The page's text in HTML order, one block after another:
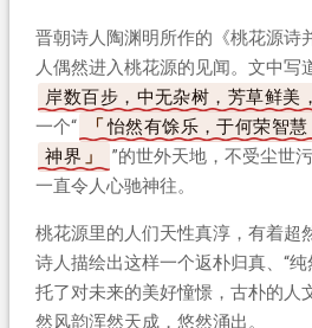
晋朝诗人陶渊明所作的《桃花源诗
人偶然进入桃花源的见闻。文中写
岸数百步，中无杂树，芳草鲜美
一个“
怡然有馀乐，于何荣智
神界
”的世外天地，不受尘世
一直令人心驰神往。
桃花源里的人们天性真淳，有着超
诗人描绘出这样一个返朴归真、“
托了对未来的美好憧憬，古朴的人
然风韵浑然天成，悠然涌出。